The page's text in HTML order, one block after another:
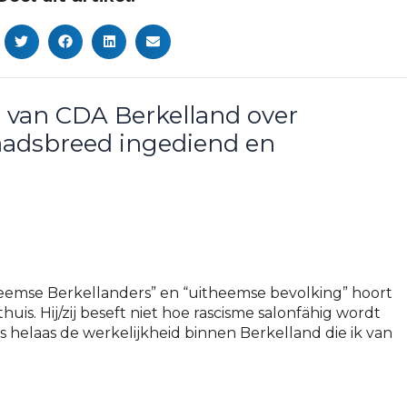
CDA Berkelland over
ingediend en
Berkellanders” en “uitheemse bevolking” hoort
Hij/zij beseft niet hoe rascisme salonfähig wordt
de werkelijkheid binnen Berkelland die ik van